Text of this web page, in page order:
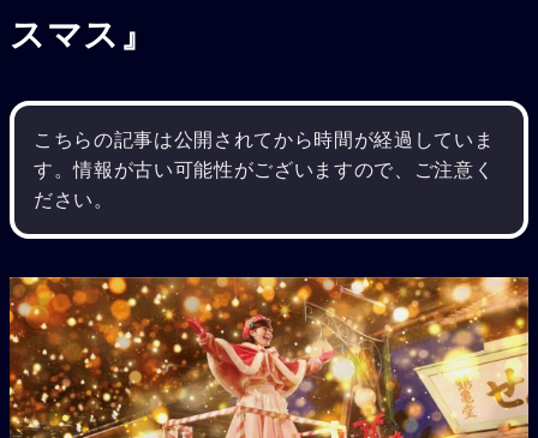
スマス』
こちらの記事は公開されてから時間が経過していま
す。情報が古い可能性がございますので、ご注意く
ださい。